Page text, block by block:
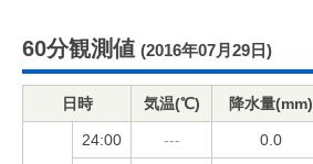
60分観測値 (2016年07月29日)
日時 気温(℃) 降水量(mm)
24:00 --- 0.0